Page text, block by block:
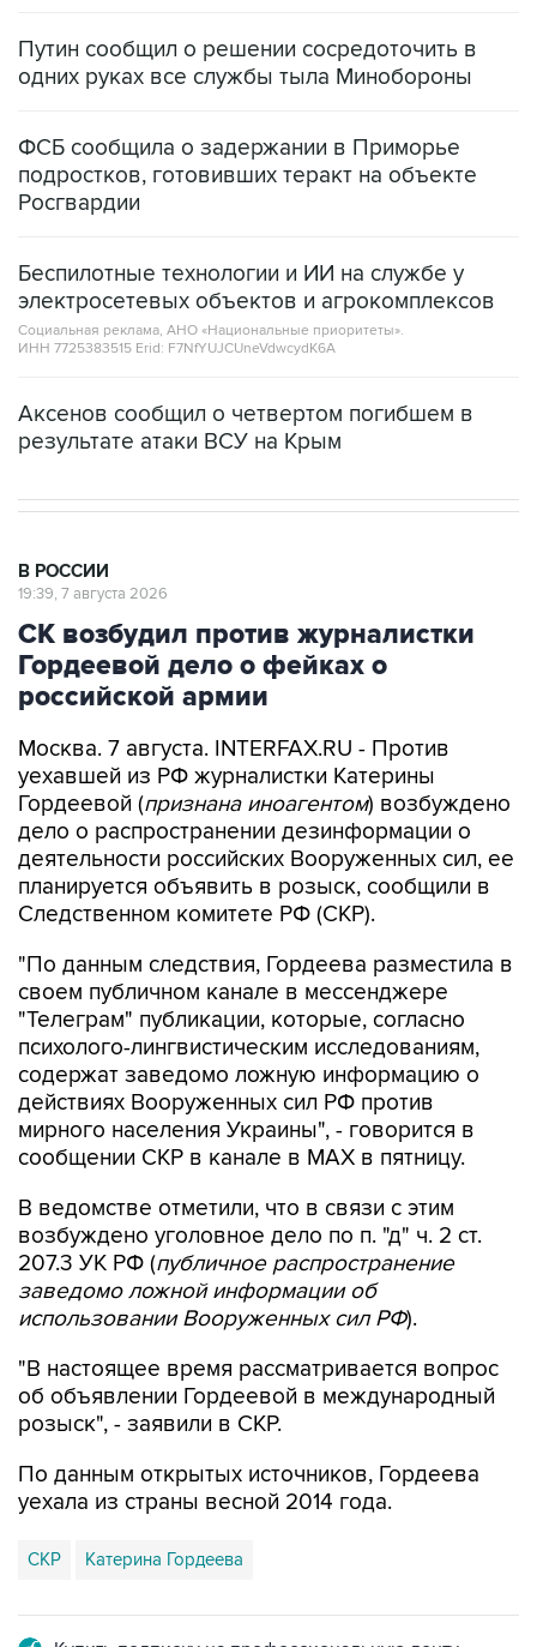
ФСБ сообщила о задержании в Приморье
Росгвардии
Беспилотные технологии и ИИ на службе у
Социальная реклама, АНО «Национальные приоритеты».
ИНН 7725383515 Erid: F7NfYUJCUneVdwcydK6A
Аксенов сообщил о четвертом погибшем в
СК возбудил против журналистки
Гордеевой дело о фейках о
российской армии
Москва. 7 августа. INTERFAX.RU - Против
Гордеевой (признана иноагентом ) возбуждено
дело о распространении дезинформации о
деятельности российских Вооруженных сил, ее
планируется объявить в розыск, сообщили в
Следственном комитете РФ (СКР).
"По данным следствия, Гордеева разместила в
"Телеграм" публикации, которые, согласно
психолого-лингвистическим исследованиям,
содержат заведомо ложную информацию о
действиях Вооруженных сил РФ против
мирного населения Украины", - говорится в
сообщении СКР в канале в MAX в пятницу.
В ведомстве отметили, что в связи с этим
207.3 УК РФ ( публичное распространение
заведомо ложной информации об
использовании Вооруженных сил РФ).
"В настоящее время рассматривается вопрос
розыск", - заявили в СКР.
По данным открытых источников, Гордеева
СКР Катерина Гордеева
Подписаться на рассылку главных новостей сайта